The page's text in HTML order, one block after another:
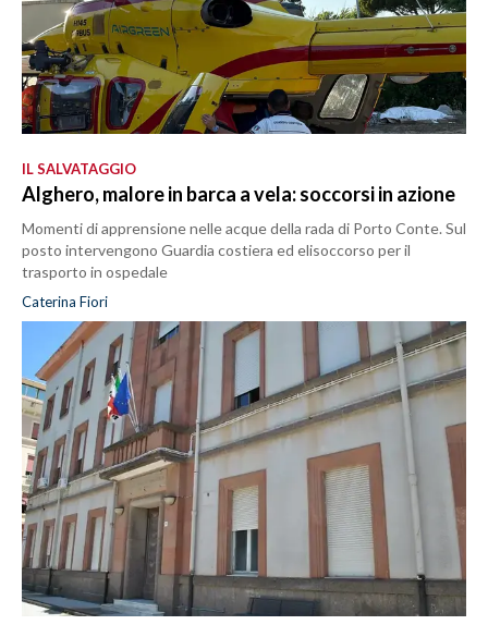
IL SALVATAGGIO
Alghero, malore in barca a vela: soccorsi in azione
Momenti di apprensione nelle acque della rada di Porto Conte. Sul
posto intervengono Guardia costiera ed elisoccorso per il
trasporto in ospedale
Caterina Fiori